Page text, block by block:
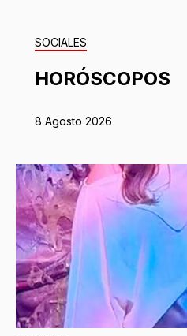
SOCIALES
HORÓSCOPOS
8 Agosto 2026